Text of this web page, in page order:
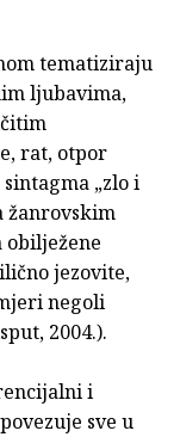
tematiziraju
ljubavima,
rat, otpor
„zlo i
žanrovskim
obilježene
jezovite,
negoli
2004.).
i
sve u